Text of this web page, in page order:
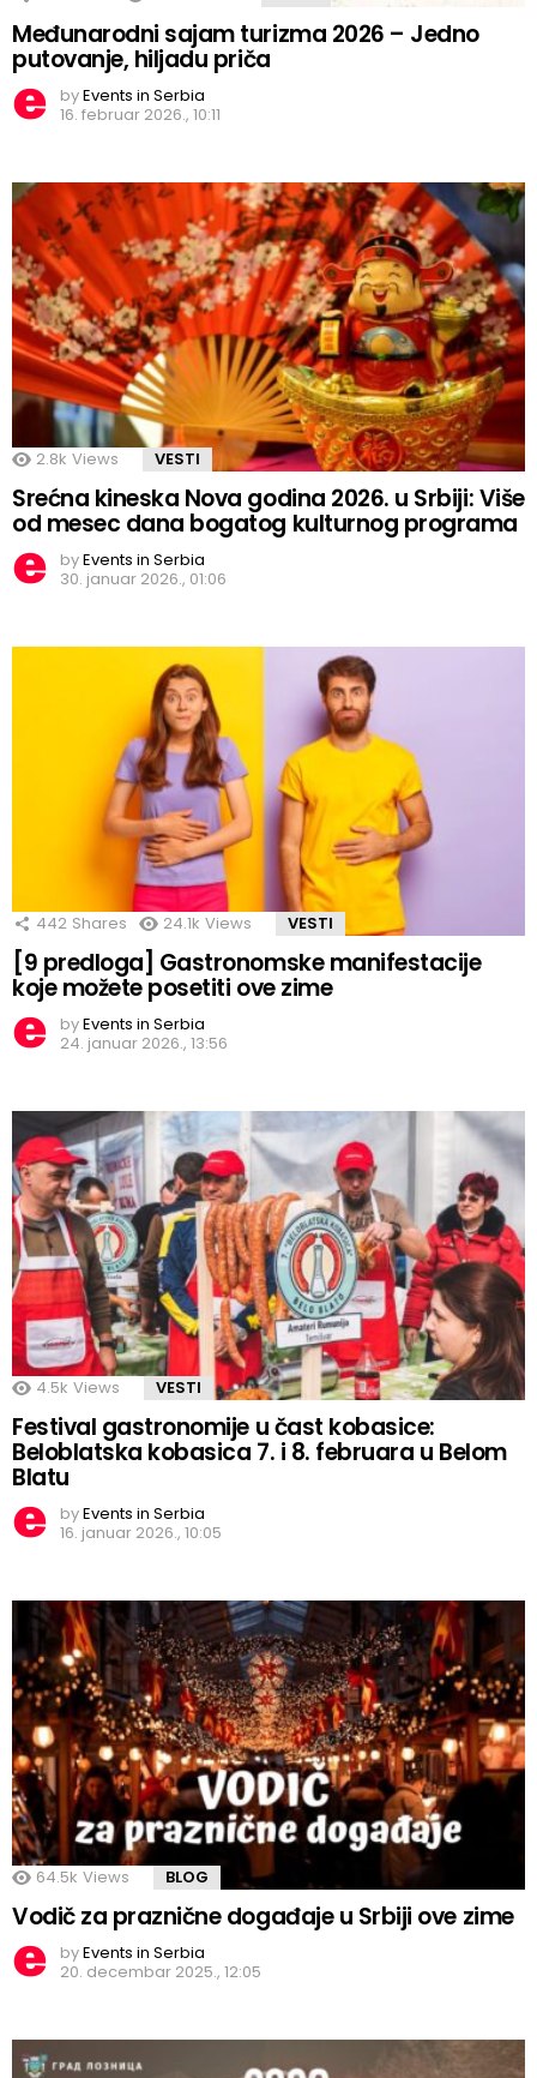
Međunarodni sajam turizma 2026 – Jedno
putovanje, hiljadu priča
byEvents in Serbia
16. februar 2026., 10:11
2.8k Views VESTI
Srećna kineska Nova godina 2026. u Srbiji: Više
od mesec dana bogatog kulturnog programa
byEvents in Serbia
30. januar 2026., 01:06
442 Shares 24.1k Views VESTI
[9 predloga] Gastronomske manifestacije
koje možete posetiti ove zime
byEvents in Serbia
24. januar 2026., 13:56
4.5k Views VESTI
Festival gastronomije u čast kobasice:
Beloblatska kobasica 7. i 8. februara u Belom
Blatu
byEvents in Serbia
16. januar 2026., 10:05
64.5k Views BLOG
Vodič za praznične događaje u Srbiji ove zime
byEvents in Serbia
20. decembar 2025., 12:05